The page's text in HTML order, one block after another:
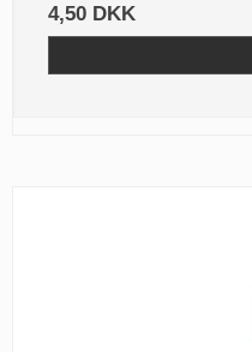
4,50 DKK